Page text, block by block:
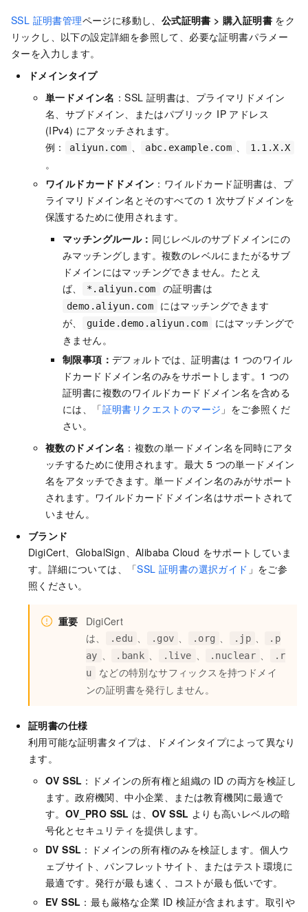
SSL 証明書管理ページに移動し、 公式証明書 >購入証明書 をク
リックし、以下の設定詳細を参照して、必要な証明書パラメー
ターを入力します。
ドメインタイプ
単一ドメイン名 ：SSL 証明書は、プライマリドメイン
名、サブドメイン、またはパブリック IP アドレス
(IPv4) にアタッチされます。
例：
aliyun.com 、 abc.example.com 、 1.1.X.X
。
ワイルドカードドメイン ：ワイルドカード証明書は、プ
ライマリドメイン名とそのすべての 1 次サブドメインを
保護するために使用されます。
マッチングルール： 同じレベルのサブドメインにの
みマッチングします。複数のレベルにまたがるサブ
ドメインにはマッチングできません。たとえ
ば、
*.aliyun.com の証明書は
demo.aliyun.com
にはマッチングできます
が、
guide.demo.aliyun.com
にはマッチングで
きません。
制限事項： デフォルトでは、証明書は 1 つのワイル
ドカードドメイン名のみをサポートします。1 つの
証明書に複数のワイルドカードドメイン名を含める
には、「証明書リクエストのマージ 」をご参照くだ
さい。
複数のドメイン名 ：複数の単一ドメイン名を同時にアタ
ッチするために使用されます。最大 5 つの単一ドメイン
名をアタッチできます。単一ドメイン名のみがサポート
されます。ワイルドカードドメイン名はサポートされて
いません。
ブランド
DigiCert、GlobalSign、Alibaba Cloud をサポートしていま
す。詳細については、「SSL 証明書の選択ガイド 」をご参
照ください。
重要
DigiCert
は、
.edu 、 .gov 、 .org 、 .jp 、
.p
ay 、 .bank 、 .live 、 .nuclear 、
.r
u
などの特別なサフィックスを持つドメイ
ンの証明書を発行しません。
証明書の仕様
利用可能な証明書タイプは、ドメインタイプによって異なり
ます。
OV SSL ：ドメインの所有権と組織の ID の両方を検証し
ます。政府機関、中小企業、または教育機関に最適で
す。 OV_PRO SSL は、OV SSL よりも高いレベルの暗
号化とセキュリティを提供します。
DV SSL ：ドメインの所有権のみを検証します。個人ウ
ェブサイト、パンフレットサイト、またはテスト環境に
最適です。発行が最も速く、コストが最も低いです。
EV SSL ：最も厳格な企業 ID 検証が含まれます。取引や